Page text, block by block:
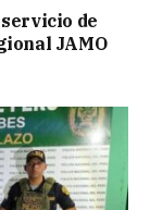
de
JAMO